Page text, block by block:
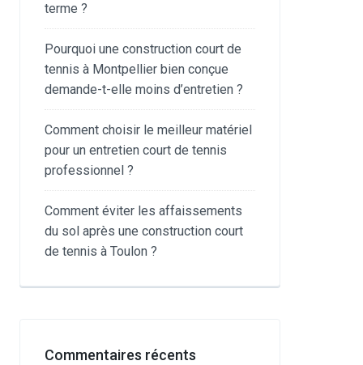
terme ?
Pourquoi une construction court de
tennis à Montpellier bien conçue
demande-t-elle moins d’entretien ?
Comment choisir le meilleur matériel
pour un entretien court de tennis
professionnel ?
Comment éviter les affaissements
du sol après une construction court
de tennis à Toulon ?
Commentaires récents